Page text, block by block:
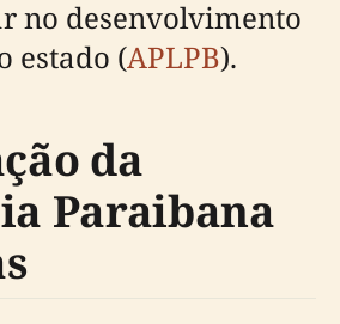
no desenvolvimento
estado (APLPB).
da
Paraibana